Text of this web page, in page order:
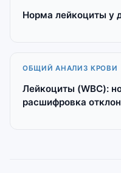
Норма лейкоциты у
ОБЩИЙ АНАЛИЗ КРОВИ
Лейкоциты (WBC):
расшифровка